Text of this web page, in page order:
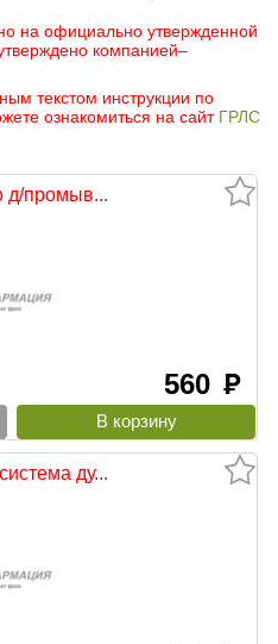
на официально утвержденной
компанией–
текстом инструкции по
ознакомиться на сайт ГРЛС
д/промыв...
560 руб
ду...